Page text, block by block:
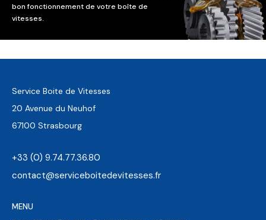
bon fonctionnement de votre boîte de
vitesses.
Service Boite de Vitesses
20 Avenue du Neuhof
67100 Strasbourg
+33 (0) 9.74.77.36.80
contact@serviceboitedevitesses.fr
MENU